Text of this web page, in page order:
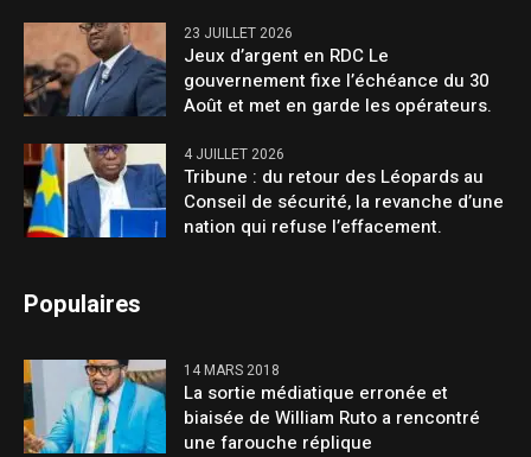
23 JUILLET 2026
Jeux d’argent en RDC Le
gouvernement fixe l’échéance du 30
Août et met en garde les opérateurs.
4 JUILLET 2026
Tribune : du retour des Léopards au
Conseil de sécurité, la revanche d’une
nation qui refuse l’effacement.
Populaires
14 MARS 2018
La sortie médiatique erronée et
biaisée de William Ruto a rencontré
une farouche réplique